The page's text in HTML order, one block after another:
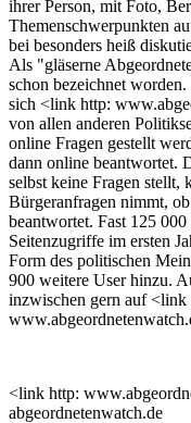
ihrer Person, mit Foto,
Themenschwerpunkten
bei besonders heiß
Als "gläserne
schon bezeichnet
sich <link http:
von allen anderen
online Fragen gestellt
dann online beantwortet.
selbst keine Fragen stellt,
Bürgeranfragen nimmt,
beantwortet. Fast 125
Seitenzugriffe im ersten
Form des politischen
900 weitere User hinzu.
inzwischen gern auf <link
<link http:
abgeordnetenwatch.de